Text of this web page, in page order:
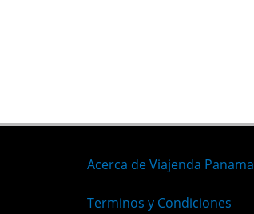
Acerca de Viajenda Panama
Terminos y Condiciones